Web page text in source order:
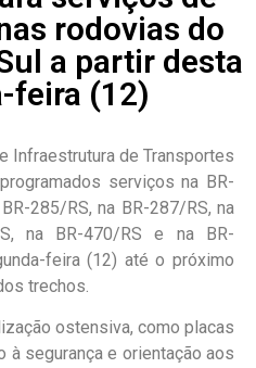
rodovias do
a partir desta
feira (12)
Infraestrutura de Transportes
serviços na BR-
285/RS, na BR-287/RS, na
na BR-470/RS e na BR-
feira (12) até o próximo
trechos.
ostensiva, como placas
à segurança e orientação aos